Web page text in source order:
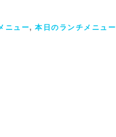
ニュー,本日のランチメニュー